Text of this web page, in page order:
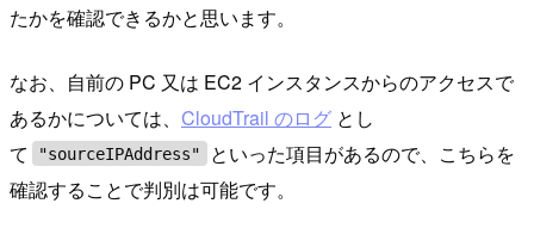
たかを確認できるかと思います。
なお、自前の PC 又は EC2 インスタンスからのアクセスで
あるかについては、 CloudTrail のログ とし
て
"sourceIPAddress"
といった項目があるので、こちらを
確認することで判別は可能です。